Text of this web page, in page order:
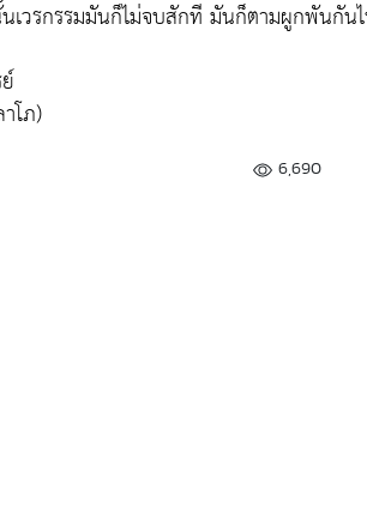
เวรกรรมมันก็ไม่จบสักที มันก็ตามผูกพันกัน
โภ)
6,690